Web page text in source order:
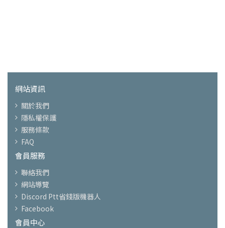
網站資訊
關於我們
隱私權保護
服務條款
FAQ
會員服務
聯絡我們
網站導覽
Discord Ptt省錢版機器人
Facebook
會員中心